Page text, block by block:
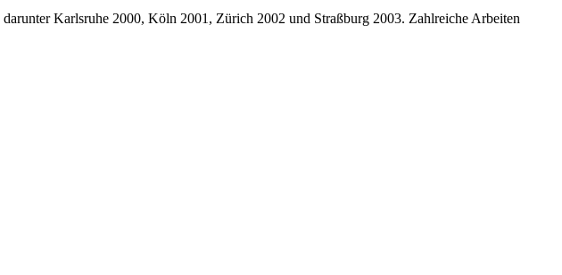
Karlsruhe 2000, Köln 2001, Zürich 2002 und Straßburg 2003. Zahlreiche Arbeiten